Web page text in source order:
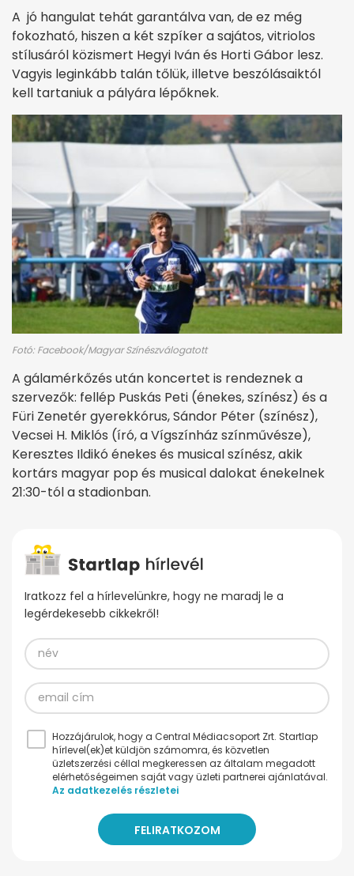
A jó hangulat tehát garantálva van, de ez még
fokozható, hiszen a két szpíker a sajátos, vitriolos
stílusáról közismert Hegyi Iván és Horti Gábor lesz.
Vagyis leginkább talán tőlük, illetve beszólásaiktól
kell tartaniuk a pályára lépőknek.
Fotó: Facebook/Magyar Színészválogatott
A gálamérkőzés után koncertet is rendeznek a
szervezők: fellép Puskás Peti (énekes, színész) és a
Füri Zenetér gyerekkórus, Sándor Péter (színész),
Vecsei H. Miklós (író, a Vígszínház színművésze),
Keresztes Ildikó énekes és musical színész, akik
kortárs magyar pop és musical dalokat énekelnek
21:30-tól a stadionban.
Iratkozz fel a hírlevelünkre, hogy ne maradj le a
legérdekesebb cikkekről!
Hozzájárulok, hogy a Central Médiacsoport Zrt. Startlap
hírlevel(ek)et küldjön számomra, és közvetlen
üzletszerzési céllal megkeressen az általam megadott
elérhetőségeimen saját vagy üzleti partnerei ajánlatával.
Az adatkezelés részletei